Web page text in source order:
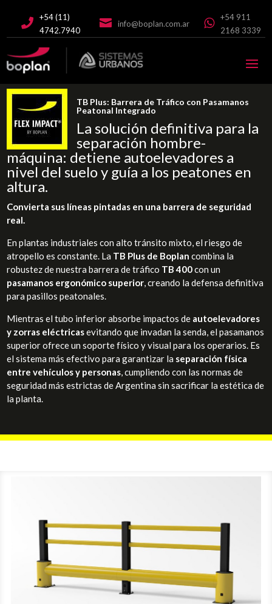

+54 (11)
4742.7940
 info@boplan.com.ar 
+54 911
2168 3339
TB Plus: Barrera de Tráfico con Pasamanos
Peatonal Integrado
La solución definitiva para la
separación hombre-
máquina: detiene autoelevadores a
nivel del suelo y guía a los peatones en
altura.
Convierta sus líneas pintadas en una barrera de seguridad
real.
En plantas industriales con alto tránsito mixto, el riesgo de
atropello es constante. La TB Plus de Boplan combina la
robustez de nuestra barrera de tráfico TB 400con un
pasamanos ergonómico superior, creando la defensa definitiva
para pasillos peatonales.
Mientras el tubo inferior absorbe impactos de autoelevadores
y zorras eléctricasevitando que invadan la senda, el pasamanos
superior ofrece un soporte físico y visual para los operarios. Es
el sistema más efectivo para garantizar la separación física
entre vehículos y personas, cumpliendo con las normas de
seguridad más estrictas de Argentina sin sacrificar la estética de
la planta.